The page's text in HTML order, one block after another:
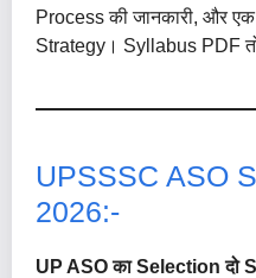
Process की जानकारी, और
Strategy। Syllabus PDF
UPSSSC ASO
2026:-
UP ASO का Selection दो